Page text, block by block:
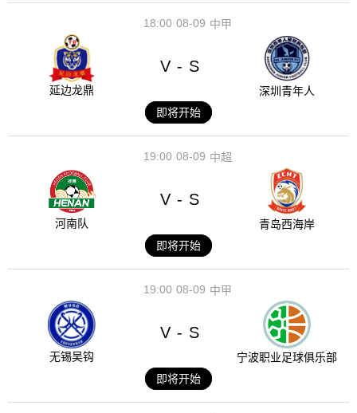
08-09
18:00 中甲
延边龙鼎
V - S
深圳青年人
即将开始
08-09
19:00 中超
河南队
V - S
青岛西海岸
即将开始
08-09
19:00 中甲
无锡吴钩
V - S
宁波职业足球俱乐部
即将开始